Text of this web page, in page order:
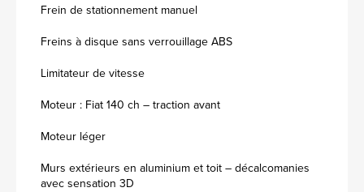
Frein de stationnement manuel
Freins à disque sans verrouillage ABS
Limitateur de vitesse
Moteur : Fiat 140 ch – traction avant
Moteur léger
Murs extérieurs en aluminium et toit – décalcomanies
avec sensation 3D